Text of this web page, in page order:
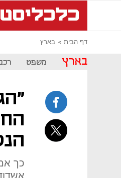
דף הבית בארץ
בארץ משפט
כך